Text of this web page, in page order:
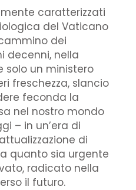
caratterizzati
del Vaticano
dei
decenni, nella
solo un ministero
freschezza, slancio
feconda la
nel nostro mondo
– in un’era di
di
quanto sia urgente
radicato nella
il futuro.